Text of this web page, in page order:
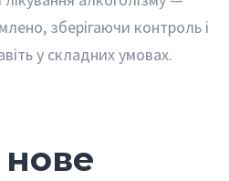
зберігаючи контроль і
у складних умовах.